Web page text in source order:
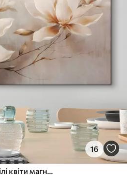
16
Текстуровані вінтажні білі квіти магнолії на гілках на світло-коричневому тлі